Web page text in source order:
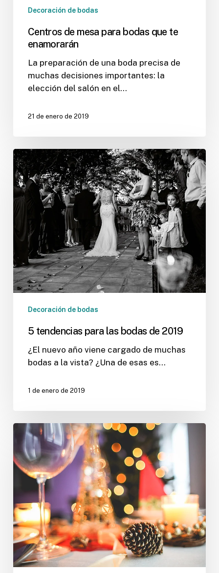
Decoración de bodas
Centros de mesa para bodas que te
enamorarán
La preparación de una boda precisa de
muchas decisiones importantes: la
elección del salón en el…
21 de enero de 2019
5
tendencias
para
las
bodas
2019
Decoración de bodas
5 tendencias para las bodas de 2019
¿El nuevo año viene cargado de muchas
bodas a la vista? ¿Una de esas es…
1 de enero de 2019
¿Celebras
una
boda
en
Navidad?
¡Anota
estas
ideas!